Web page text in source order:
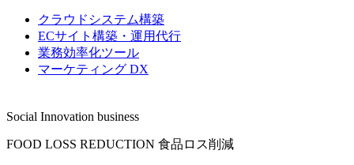
クラウドシステム構築
ECサイト構築・運用代行
業務効率化ツール
マーケティング DX
Social Innovation business
FOOD LOSS REDUCTION 食品ロス削減